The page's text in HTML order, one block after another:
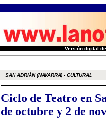
Versión digital
SAN ADRIÁN (NAVARRA) - CULTURAL
Ciclo de Teatro en
de octubre y 2 de